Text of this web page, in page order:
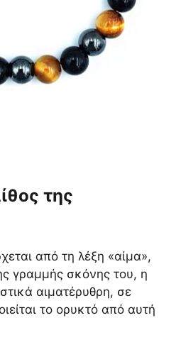
της
από τη λέξη «αίμα»,
γραμμής σκόνης του, η
αιματέρυθρη, σε
το ορυκτό από αυτή